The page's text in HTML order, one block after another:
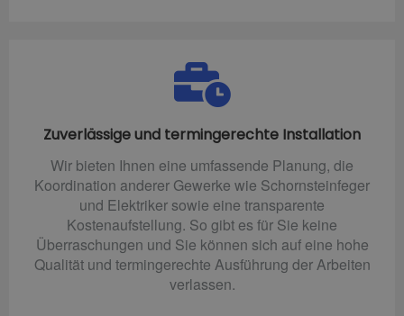
Zuverlässige und termingerechte Installation
Wir bieten Ihnen eine umfassende Planung, die
Koordination anderer Gewerke wie Schornsteinfeger
und Elektriker sowie eine transparente
Kostenaufstellung. So gibt es für Sie keine
Überraschungen und Sie können sich auf eine hohe
Qualität und termingerechte Ausführung der Arbeiten
verlassen.